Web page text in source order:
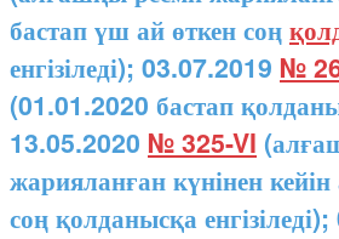
бастап үш ай өткен соң
енгізіледі); 03.07.2019 №
(01.01.2020 бастап
13.05.2020 № 325-VI
жарияланған күнінен
соң қолданысқа